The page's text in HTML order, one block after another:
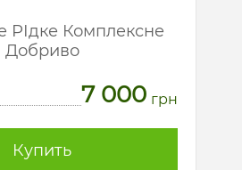
РІдке Комплексне
Добриво
7 000 грн
Купить